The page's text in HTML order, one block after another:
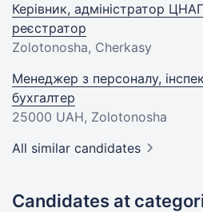
Керівник, адміністратор
реєстратор
Zolotonosha, Cherkasy
Менеджер з персоналу,
бухгалтер
25000 UAH, Zolotonosha
All similar candidates
Candidates at